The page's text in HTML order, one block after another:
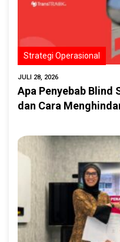
Strategi Operasional
JULI 28, 2026
Apa Penyebab Blind
dan Cara